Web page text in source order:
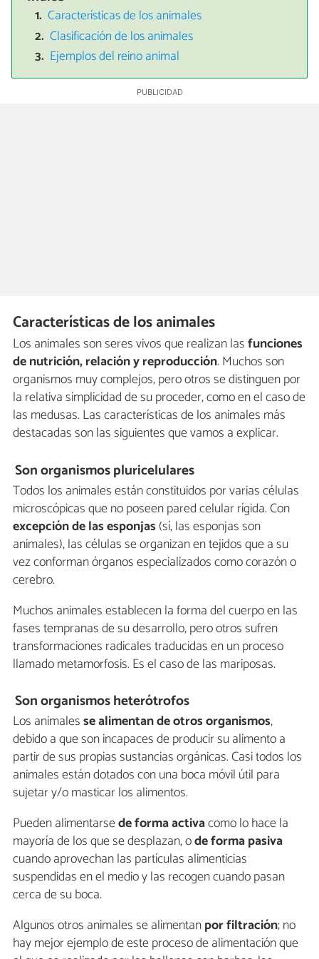
Características de los animales
Clasificación de los animales
Ejemplos del reino animal
Características de los animales
Los animales son seres vivos que realizan lasfunciones
de nutrición, relación y reproducción. Muchos son
organismos muy complejos, pero otros se distinguen por
la relativa simplicidad de su proceder, como en el caso de
las medusas. Las características de los animales más
destacadas son las siguientes que vamos a explicar.
Son organismos pluricelulares
Todos los animales están constituidos por varias células
microscópicas que no poseen pared celular rígida. Con
excepción de las esponjas (sí, las esponjas son
animales), las células se organizan en tejidos que a su
vez conforman órganos especializados como corazón o
cerebro.
Muchos animales establecen la forma del cuerpo en las
fases tempranas de su desarrollo, pero otros sufren
transformaciones radicales traducidas en un proceso
llamado metamorfosis. Es el caso de las mariposas.
Son organismos heterótrofos
Los animalesse alimentan de otros organismos,
debido a que son incapaces de producir su alimento a
partir de sus propias sustancias orgánicas. Casi todos los
animales están dotados con una boca móvil útil para
sujetar y/o masticar los alimentos.
Pueden alimentarsede forma activacomo lo hace la
mayoría de los que se desplazan, ode forma pasiva
cuando aprovechan las partículas alimenticias
suspendidas en el medio y las recogen cuando pasan
cerca de su boca.
Algunos otros animales se alimentanpor filtración; no
hay mejor ejemplo de este proceso de alimentación que